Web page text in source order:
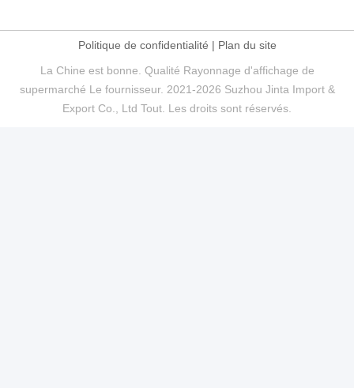
Politique de confidentialité | Plan du site
La Chine est bonne. Qualité Rayonnage d'affichage de
supermarché Le fournisseur. 2021-2026 Suzhou Jinta Import &
Export Co., Ltd Tout. Les droits sont réservés.